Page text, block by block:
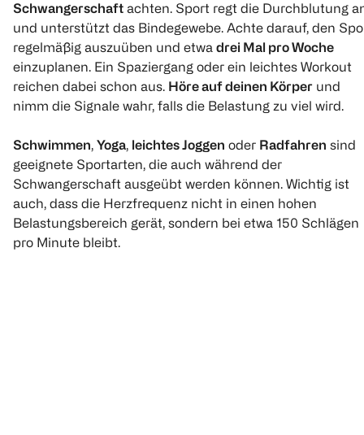
Schwangerschaft achten. Sport regt die Durchblutung
und unterstützt das Bindegewebe. Achte darauf, den
regelmäßig auszuüben und etwa drei Mal pro Woche
einzuplanen. Ein Spaziergang oder ein leichtes Workout
reichen dabei schon aus. Höre auf deinen Körper und
nimm die Signale wahr, falls die Belastung zu viel wird.
Schwimmen, Yoga, leichtes Joggen oder Radfahren sind
geeignete Sportarten, die auch während der
Schwangerschaft ausgeübt werden können. Wichtig ist
auch, dass die Herzfrequenz nicht in einen hohen
Belastungsbereich gerät, sondern bei etwa 150 Schlägen
pro Minute bleibt.